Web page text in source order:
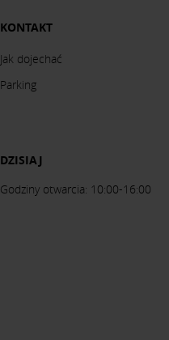
KONTAKT
Jak dojechać
Parking
DZISIAJ
Godziny otwarcia: 10:00-16:00